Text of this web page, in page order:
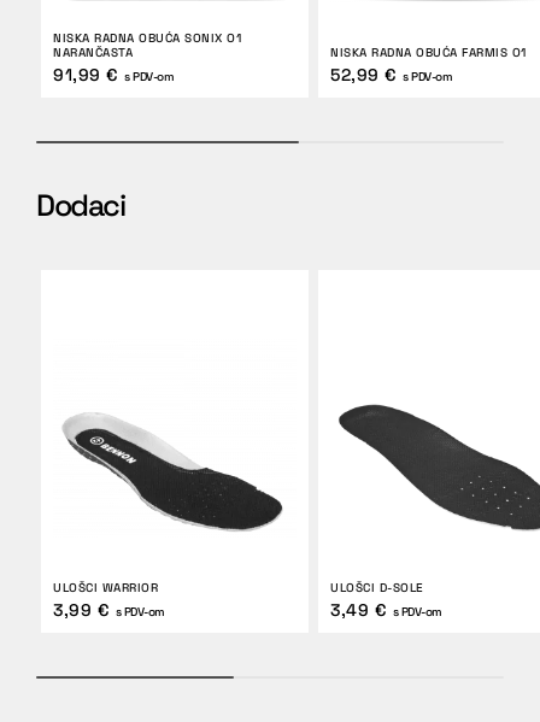
NISKA RADNA OBUĆA SONIX O1
NARANČASTA
91,99 € s PDV-om
NISKA RADNA OBUĆA FARMIS O1
52,99 € s PDV-om
Dodaci
ULOŠCI WARRIOR
3,99 € s PDV-om
ULOŠCI D-SOLE
3,49 € s PDV-om